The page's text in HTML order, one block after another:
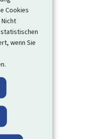
Cookies
wenn Sie